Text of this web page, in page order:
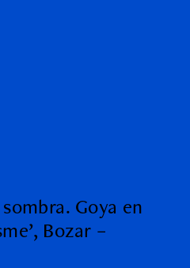
Goya en
Bozar –